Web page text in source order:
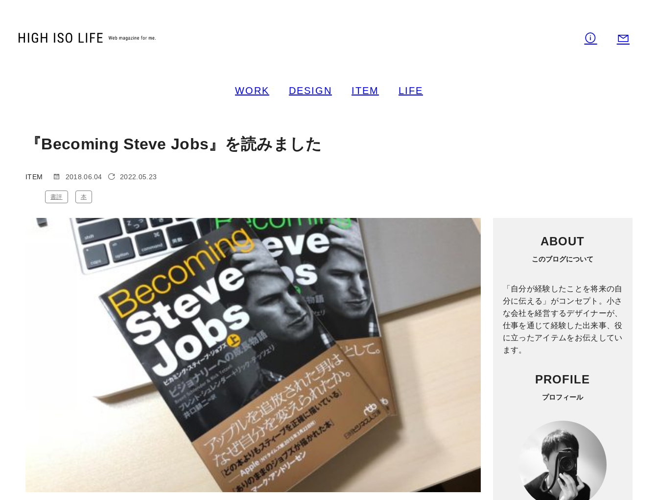
WORK DESIGN ITEM LIFE
『Becoming Steve Jobs』を読みました
ITEM 2018.06.04 2022.05.23
書評 本
ABOUT
このブログについて
「自分が経験したことを将来の自
分に伝える」がコンセプト。小さ
な会社を経営するデザイナーが、
仕事を通じて経験した出来事、役
に立ったアイテムをお伝えしてい
ます。
PROFILE
プロフィール